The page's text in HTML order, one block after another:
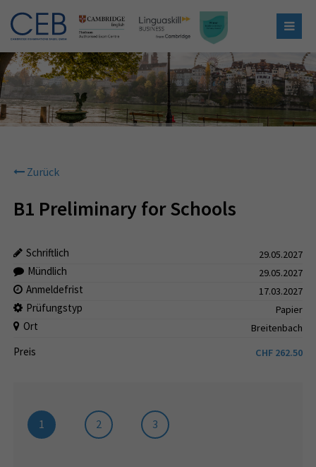
Zurück
B1 Preliminary for Schools
Schriftlich 29.05.2027
Mündlich 29.05.2027
Anmeldefrist 17.03.2027
Prüfungstyp Papier
Ort Breitenbach
Preis CHF 262.50
1 2 3